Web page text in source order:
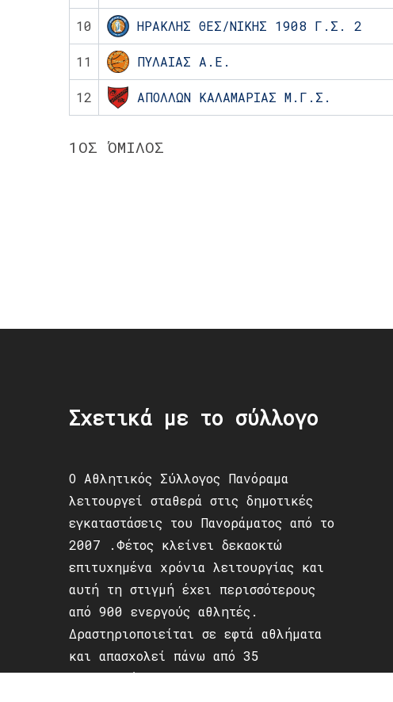
10 ΗΡΑΚΛΗΣ ΘΕΣ/ΝΙΚΗΣ 1908 Γ.Σ. 2
11 ΠΥΛΑΙΑΣ Α.Ε.
12 ΑΠΟΛΛΩΝ ΚΑΛΑΜΑΡΙΑΣ Μ.Γ.Σ.
1ΟΣ ΌΜΙΛΟΣ
Σχετικά με το σύλλογο
Ο Αθλητικός Σύλλογος Πανόραμα
λειτουργεί σταθερά στις δημοτικές
εγκαταστάσεις του Πανοράματος από το
2007 .Φέτος κλείνει δεκαοκτώ
επιτυχημένα χρόνια λειτουργίας και
αυτή τη στιγμή έχει περισσότερους
από 900 ενεργούς αθλητές.
Δραστηριοποιείται σε εφτά αθλήματα
και απασχολεί πάνω από 35
προπονητές